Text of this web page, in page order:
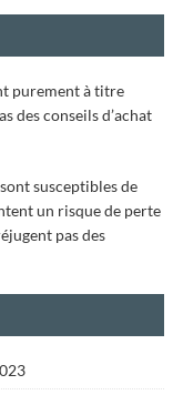
purement à titre
des conseils d’achat
susceptibles de
un risque de perte
pas des